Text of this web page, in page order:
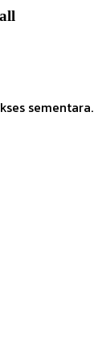
sementara.